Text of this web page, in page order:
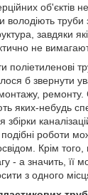
об'єктів
володіють труби
завдяки
не
поліетиленові
б звернути
ремонту.
яких-небудь
збірки
роботи
Крім того,
- а значить, її
з одного